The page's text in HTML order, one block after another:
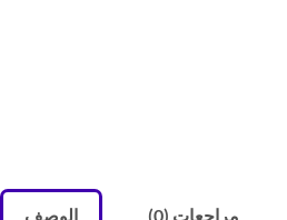
الوصف مراجعات (0)